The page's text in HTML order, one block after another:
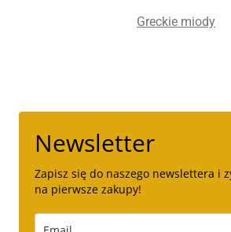
Greckie miody
Newsletter
Zapisz się do naszego newslettera i
na pierwsze zakupy!